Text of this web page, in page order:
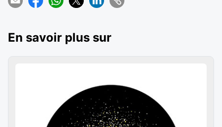
En savoir plus sur